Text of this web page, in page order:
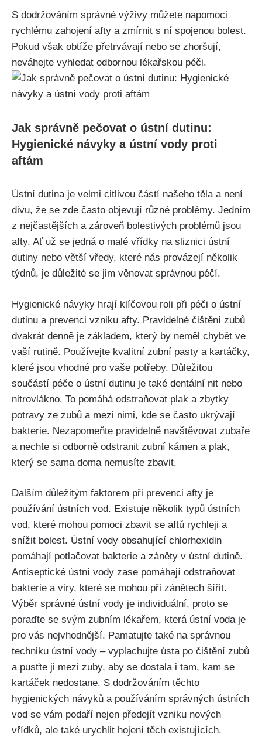
S dodržováním správné výživy můžete napomoci
rychlému zahojení afty a zmírnit s ní spojenou bolest.
Pokud však obtíže přetrvávají nebo se ⁢zhoršují,
neváhejte vyhledat‍ odbornou lékařskou péči.
Jak správně pečovat o ústní dutinu:
Hygienické návyky a ústní vody proti
⁤aftám
Ústní dutina je velmi citlivou částí našeho těla a není
divu, že se zde často objevují různé problémy. Jedním
z nejčastějších a zároveň bolestivých problémů jsou
afty. Ať už se jedná o malé vřídky na sliznici ústní
dutiny nebo větší vředy, které nás provázejí několik
⁤týdnů,⁢ je důležité se jim věnovat správnou péčí.
Hygienické návyky hrají klíčovou roli při ⁤péči o ústní
dutinu a prevenci vzniku afty. Pravidelné čištění zubů
dvakrát denně je základem, ‌který by neměl⁢ chybět ve
vaší rutině.‍ Používejte kvalitní zubní pasty a kartáčky,
které jsou vhodné pro vaše potřeby. Důležitou
součástí péče o ústní dutinu je také dentální nit nebo
nitrovlákno. To pomáhá odstraňovat plak a zbytky
potravy ze zubů a mezi nimi, kde se často ukrývají
bakterie. Nezapomeňte‌ pravidelně navštěvovat zubaře
a nechte si odborně odstranit zubní kámen a plak,
který se sama doma nemusíte zbavit.
Dalším důležitým faktorem při prevenci afty je
používání ústních vod. Existuje několik typů ústních
vod,⁣ které mohou pomoci zbavit se aftů rychleji a
snížit bolest. Ústní vody obsahující chlorhexidin‌
pomáhají potlačovat bakterie​ a záněty v ústní dutině.
‍Antiseptické ústní vody zase pomáhají​ odstraňovat
bakterie ‍a viry, které se mohou ​při zánětech šířit.
Výběr správné ústní vody je individuální, ‍proto se
poraďte se svým zubním lékařem, která ústní voda ​je
pro vás ‍nejvhodnější. Pamatujte také na⁢ správnou
techniku ústní vody – vyplachujte ústa po čištění zubů
a pusťte ji ⁣mezi zuby, aby se dostala ​i tam, kam se
kartáček nedostane. S dodržováním těchto
hygienických návyků a používáním správných ústních
vod se vám podaří nejen předejít vzniku nových
vřídků, ale také urychlit hojení těch existujících.